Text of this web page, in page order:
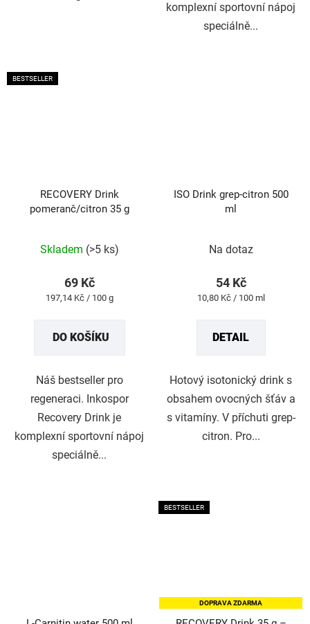
komplexní sportovní nápoj
speciálně...
BESTSELLER
RECOVERY Drink
pomeranč/citron 35 g
hodnocení
je
Skladem (>5 ks)
69 Kč
Měrná
197,14 Kč / 100 g
DO KOŠÍKU
Náš bestseller pro
regeneraci. Inkospor
Recovery Drink je
komplexní sportovní nápoj
speciálně...
ISO Drink grep-citron 500
ml
hodnocení
je
Na dotaz
54 Kč
Měrná
10,80 Kč / 100 ml
DETAIL
Hotový isotonický drink s
obsahem ovocných šťáv a
s vitamíny. V příchuti grep-
citron. Pro...
BESTSELLER
DOPRAVA ZDARMA